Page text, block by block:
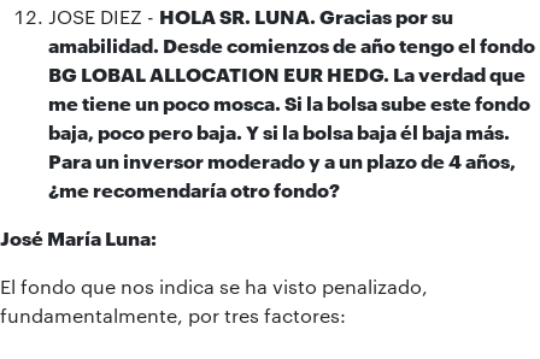
JOSE DIEZ - HOLA SR. LUNA. Gracias por su
amabilidad. Desde comienzos de año tengo el fondo
BG LOBAL ALLOCATION EUR HEDG. La verdad que
me tiene un poco mosca. Si la bolsa sube este fondo
baja, poco pero baja. Y si la bolsa baja él baja más.
Para un inversor moderado y a un plazo de 4 años,
¿me recomendaría otro fondo?
José María Luna:
El fondo que nos indica se ha visto penalizado,
fundamentalmente, por tres factores: